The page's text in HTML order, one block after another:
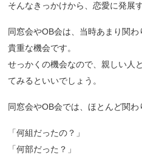
そんなきっかけから、恋愛に発展
同窓会やOB会は、当時あまり関
貴重な機会です。
せっかくの機会なので、親しい人
てみるといいでしょう。
同窓会やOB会では、ほとんど関わ
「何組だったの？」
「何部だった？」